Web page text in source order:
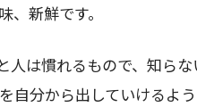
、新鮮です。
人は慣れるもので、知ら
自分から出していけるよ